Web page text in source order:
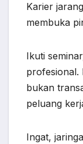
Karier
membuka
Ikuti
profesional.
bukan
peluang
Ingat,